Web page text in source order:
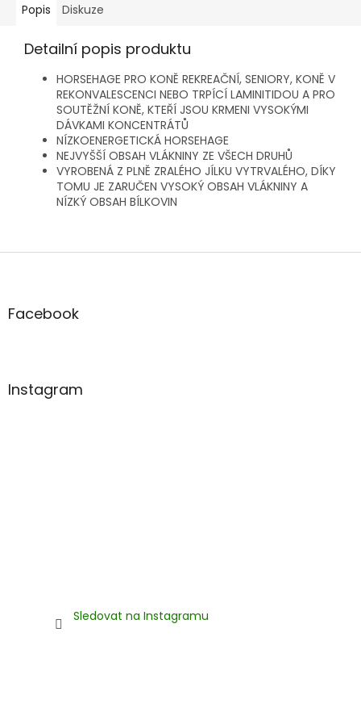
Popis Diskuze
Detailní popis produktu
HORSEHAGE PRO KONĚ REKREAČNÍ, SENIORY, KONĚ V
REKONVALESCENCI NEBO TRPÍCÍ LAMINITIDOU A PRO
SOUTĚŽNÍ KONĚ, KTEŘÍ JSOU KRMENI VYSOKÝMI
DÁVKAMI KONCENTRÁTŮ
NÍZKOENERGETICKÁ HORSEHAGE
NEJVYŠŠÍ OBSAH VLÁKNINY ZE VŠECH DRUHŮ
VYROBENÁ Z PLNĚ ZRALÉHO JÍLKU VYTRVALÉHO, DÍKY
TOMU JE ZARUČEN VYSOKÝ OBSAH VLÁKNINY A
NÍZKÝ OBSAH BÍLKOVIN
Z
aFacebook
Instagram
Sledovat na Instagramu